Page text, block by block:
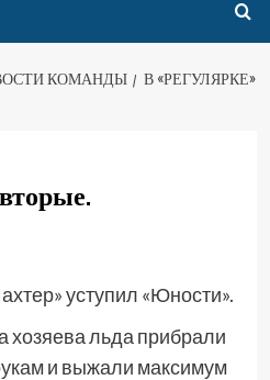
КОМАНДЫ
В «РЕГУЛЯРКЕ»
уступил «Юности».
хозяева льда прибрали
и выжали максимум